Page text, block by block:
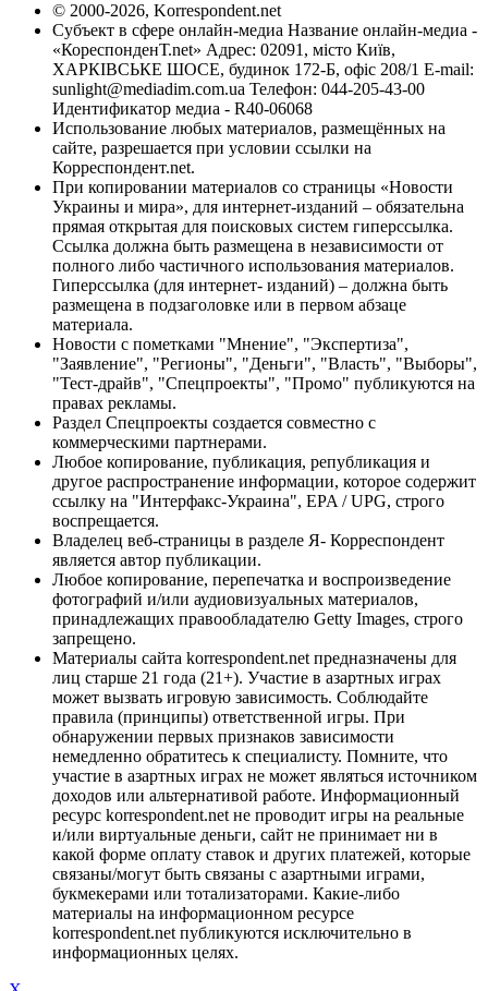
© 2000-2026, Korrespondent.net
Субъект в сфере онлайн-медиа Название онлайн-медиа -
«КореспонденТ.net» Адрес: 02091, місто Київ,
ХАРКІВСЬКЕ ШОСЕ, будинок 172-Б, офіс 208/1 E-mail:
sunlight@mediadim.com.ua Телефон: 044-205-43-00
Идентификатор медиа - R40-06068
Использование любых материалов, размещённых на
сайте, разрешается при условии ссылки на
Корреспондент.net.
При копировании материалов со страницы «Новости
Украины и мира», для интернет-изданий – обязательна
прямая открытая для поисковых систем гиперссылка.
Ссылка должна быть размещена в независимости от
полного либо частичного использования материалов.
Гиперссылка (для интернет- изданий) – должна быть
размещена в подзаголовке или в первом абзаце
материала.
Новости с пометками "Мнение", "Экспертиза",
"Заявление", "Регионы", "Деньги", "Власть", "Выборы",
"Тест-драйв", "Спецпроекты", "Промо" публикуются на
правах рекламы.
Раздел Спецпроекты создается совместно с
коммерческими партнерами.
Любое копирование, публикация, републикация и
другое распространение информации, которое содержит
ссылку на "Интерфакс-Украина", EPA / UPG, строго
воспрещается.
Владелец веб-страницы в разделе Я- Корреспондент
является автор публикации.
Любое копирование, перепечатка и воспроизведение
фотографий и/или аудиовизуальных материалов,
принадлежащих правообладателю Getty Images, строго
запрещено.
Материалы сайта korrespondent.net предназначены для
лиц старше 21 года (21+). Участие в азартных играх
может вызвать игровую зависимость. Соблюдайте
правила (принципы) ответственной игры. При
обнаружении первых признаков зависимости
немедленно обратитесь к специалисту. Помните, что
участие в азартных играх не может являться источником
доходов или альтернативой работе. Информационный
ресурс korrespondent.net не проводит игры на реальные
и/или виртуальные деньги, сайт не принимает ни в
какой форме оплату ставок и других платежей, которые
связаны/могут быть связаны с азартными играми,
букмекерами или тотализаторами. Какие-либо
материалы на информационном ресурсе
korrespondent.net публикуются исключительно в
информационных целях.